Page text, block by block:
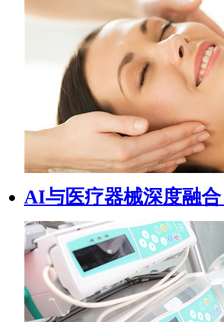
AI与医疗器械深度融